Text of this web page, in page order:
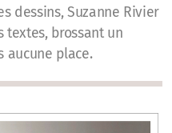
dessins, Suzanne Rivier
textes, brossant un
aucune place.